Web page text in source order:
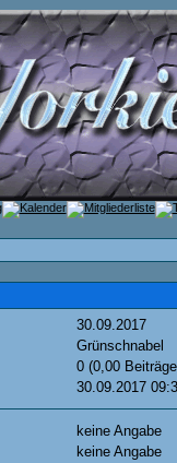
30.09.2017
Grünschnabel
0 (0,00
30.09.2017
keine Angabe
keine Angabe